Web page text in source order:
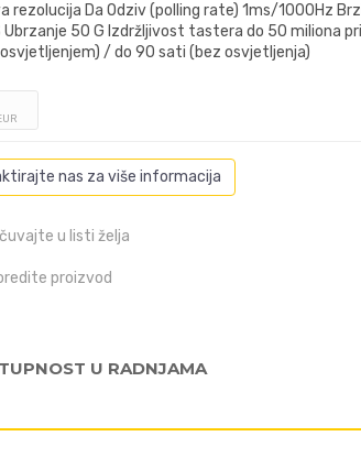
rezolucija Da Odziv (polling rate) 1ms/1000Hz
Ubrzanje 50 G Izdržljivost tastera do 50 miliona
/ do 90 sati (bez osvjetljenja)
nas za više informacija
u listi želja
proizvod
U RADNJAMA